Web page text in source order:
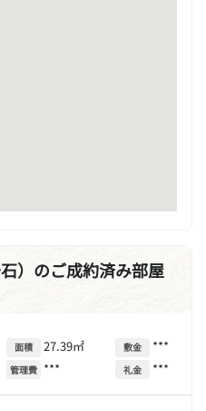
）のご成約済み部屋
面積 27.39㎡
管理費 ***
敷金 ***
礼金 ***